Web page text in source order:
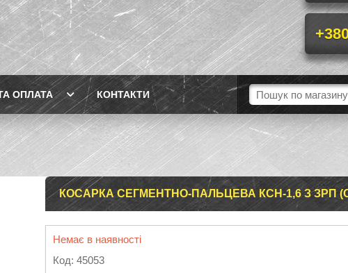
ОПЛАТА КОНТАКТИ
КОСАРКА СЕГМЕНТНО-ПАЛЬЦЕВА КСН-1,6 З ЗРП
Немає в наявності
Код: 45053